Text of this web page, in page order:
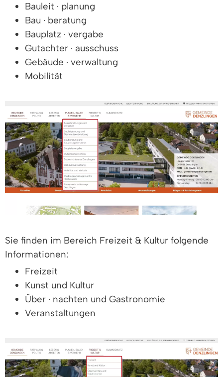
Bauleit · planung
Bau · beratung
Bauplatz · vergabe
Gutachter · ausschuss
Gebäude · verwaltung
Mobilität
Sie finden im Bereich Freizeit & Kultur folgende
Informationen:
Freizeit
Kunst und Kultur
Über · nachten und Gastronomie
Veranstaltungen